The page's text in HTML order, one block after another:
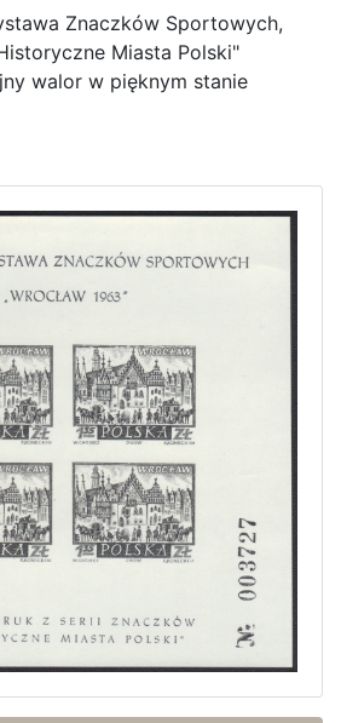
Znaczków Sportowych,
Miasta Polski"
walor w pięknym stanie